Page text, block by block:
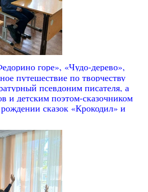
горе», «Чудо-дерево»,
путешествие по творчеству
псевдоним писателя, а
и детским поэтом-сказочником
сказок «Крокодил» и